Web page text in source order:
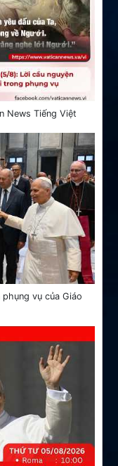
News Tiếng Việt
vụ của Giáo